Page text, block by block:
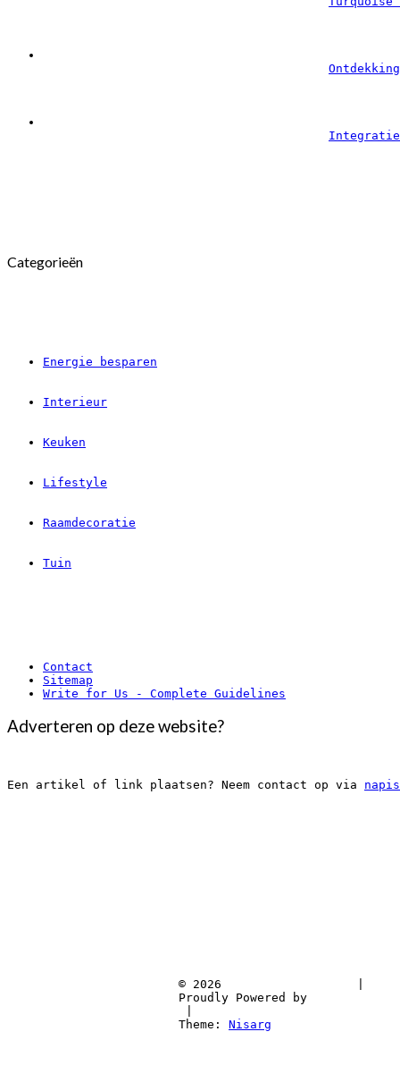
Integratie
Categorieën
Energie besparen
Interieur
Keuken
Lifestyle
Raamdecoratie
Tuin
Contact
Sitemap
Write for Us - Complete Guidelines
Adverteren op deze website?
Een artikel of link plaatsen? Neem contact op via
			Theme:
Nisarg